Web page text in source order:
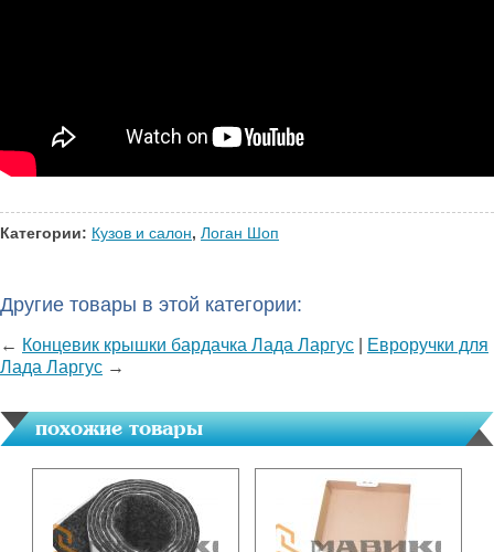
Категории: Кузов и салон, Логан Шоп
Другие товары в этой категории:
← Концевик крышки бардачка Лада Ларгус
Евроручки для
Лада Ларгус →
похожие товары